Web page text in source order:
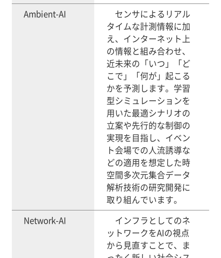
Ambient-AI
センサによるリアル
タイムな計測情報に加
え、インターネット上
の情報と組み合わせ、
近未来の「いつ」「ど
こで」「何が」起こる
かを予測します。学習
型シミュレーションを
用いた最適シナリオの
立案や先行的な制御の
実現を目指し、イベン
ト会場での人流誘導な
どの適用を想定した時
空間多次元集合データ
解析技術の研究開発に
取り組んでいます。
Network-AI
インフラとしてのネ
ットワークをAIの視点
から見直すことで、ま